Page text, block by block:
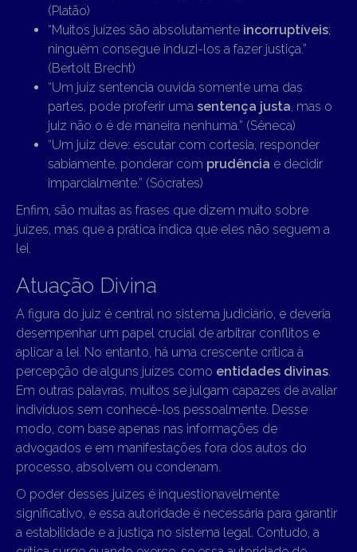
(Platão)
“Muitos juízes são absolutamente incorruptíveis;
ninguém consegue induzi-los a fazer justiça.”
(Bertolt Brecht)
“Um juiz sentencia ouvida somente uma das
partes, pode proferir uma sentença justa , mas o
juiz não o é de maneira nenhuma.” (Sêneca)
“Um juiz deve: escutar com cortesia, responder
sabiamente, ponderar com prudência e decidir
imparcialmente.” (Sócrates)
Enfim, são muitas as frases que dizem muito sobre
juízes, mas que a prática indica que eles não seguem a
lei.
Atuação Divina
A figura do juiz é central no sistema judiciário, e deveria
desempenhar um papel crucial de arbitrar conflitos e
aplicar a lei. No entanto, há uma crescente crítica à
percepção de alguns juízes como entidades divinas
Em outras palavras, muitos se julgam capazes de avaliar
indivíduos sem conhecê-los pessoalmente. Desse
modo, com base apenas nas informações de
advogados e em manifestações fora dos autos do
processo, absolvem ou condenam.
O poder desses juízes é inquestionavelmente
significativo, e essa autoridade é necessária para garantir
a estabilidade e a justiça no sistema legal. Contudo, a